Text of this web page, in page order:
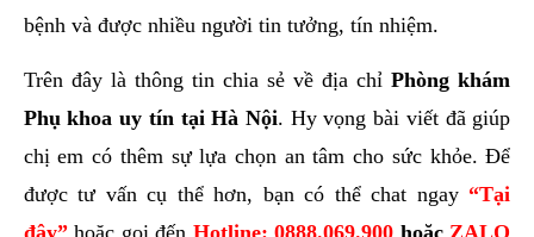
bệnh và được nhiều người tin tưởng, tín nhiệm.
Trên đây là thông tin chia sẻ về địa chỉPhòng khám
Phụ khoa uy tín tại Hà Nội. Hy vọng bài viết đã giúp
chị em có thêm sự lựa chọn an tâm cho sức khỏe. Để
được tư vấn cụ thể hơn, bạn có thể chat ngay “Tại
đây”hoặc gọi đến Hotline:0888.069.900 hoặc ZALO